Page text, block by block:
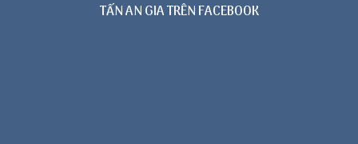
TẤN AN GIA TRÊN FACEBOOK